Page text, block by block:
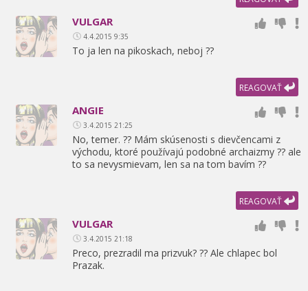
VULGAR
4.4.2015 9:35
To ja len na pikoskach, neboj ??
REAGOVAŤ
ANGIE
3.4.2015 21:25
No, temer. ?? Mám skúsenosti s dievčencami z
východu, ktoré používajú podobné archaizmy ?? ale
to sa nevysmievam, len sa na tom bavím ??
REAGOVAŤ
VULGAR
3.4.2015 21:18
Preco, prezradil ma prizvuk? ?? Ale chlapec bol
Prazak.